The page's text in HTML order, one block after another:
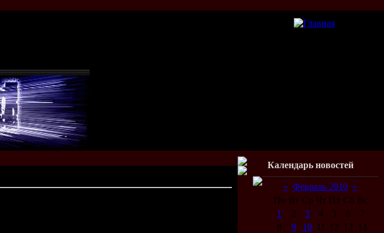
Календарь новостей
« Февраль 2010 »
Пн Вт Ср Чт Пт Сб Вс
1
2 3 4 5 6
7
8
9 10 11 12 13
14